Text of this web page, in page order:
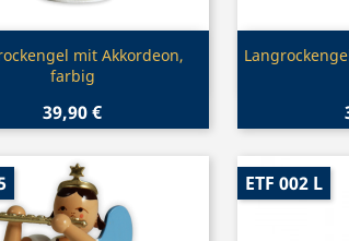
Vorschau
mit Akkordeon,
farbig
39,90 €

ETF 002 L